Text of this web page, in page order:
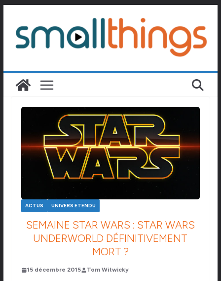
contenu
ACTUS UNIVERS ETENDU
SEMAINE STAR WARS : STAR WARS
UNDERWORLD DÉFINITIVEMENT
MORT ?
15 décembre 2015 Tom Witwicky